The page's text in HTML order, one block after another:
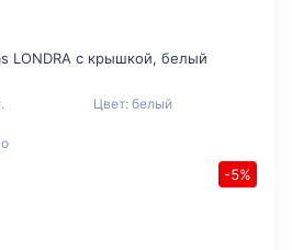
LONDRA с крышкой, белый
Цвет: белый
-5%